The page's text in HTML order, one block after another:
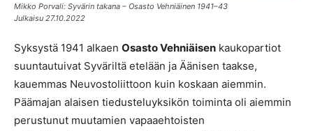
Mikko Porvali: Syvärin takana – Osasto Vehniäinen 1941–43
Julkaisu 27.10.2022
Syksystä 1941 alkaen Osasto Vehniäisen kaukopartiot
suuntautuivat Syväriltä etelään ja Äänisen taakse,
kauemmas Neuvostoliittoon kuin koskaan aiemmin.
Päämajan alaisen tiedusteluyksikön toiminta oli aiemmin
perustunut muutamien vapaaehtoisten